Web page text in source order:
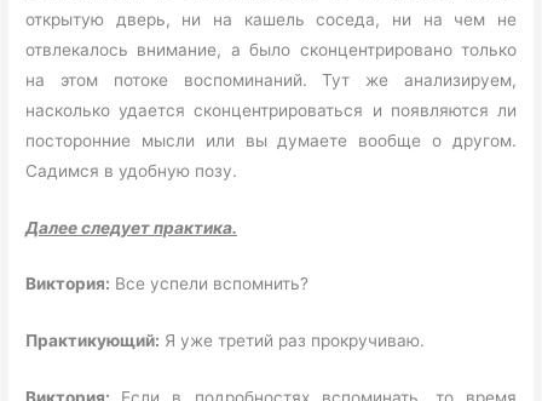
открытую дверь, ни на кашель соседа, ни на чем не
отвлекалось внимание, а было сконцентрировано только
на этом потоке воспоминаний. Тут же анализируем,
насколько удается сконцентрироваться и появляются ли
посторонние мысли или вы думаете вообще о другом.
Садимся в удобную позу.
Далее следует практика.
Виктория: Все успели вспомнить?
Практикующий: Я уже третий раз прокручиваю.